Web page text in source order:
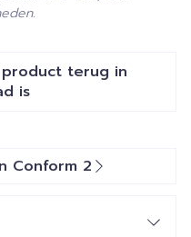
terug in
is
Conform 2